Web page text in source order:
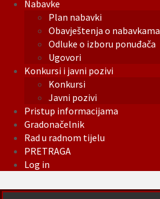
Nabavke
Plan nabavki
Obavještenja o nabavkama
Odluke o izboru ponuđača
Ugovori
Konkursi i javni pozivi
Konkursi
Javni pozivi
Pristup informacijama
Gradonačelnik
Rad u radnom tijelu
PRETRAGA
Log in